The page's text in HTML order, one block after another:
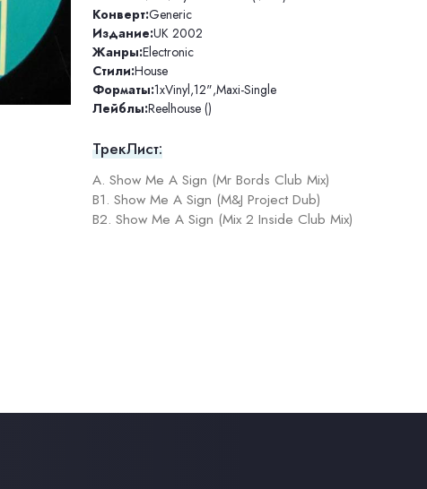
Конверт:Generic
Издание:UK 2002
Жанры:Electronic
Стили:House
Форматы:1xVinyl,12",Maxi-Single
Лейблы:Reelhouse ()
ТрекЛист:
A. Show Me A Sign (Mr Bords Club Mix)
B1. Show Me A Sign (M&J Project Dub)
B2. Show Me A Sign (Mix 2 Inside Club Mix)